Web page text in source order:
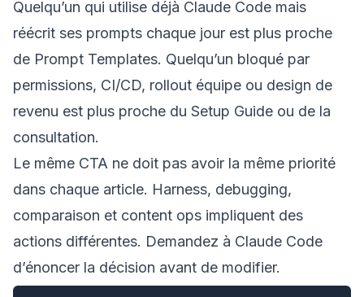
Quelqu’un qui utilise déjà Claude Code mais
réécrit ses prompts chaque jour est plus proche
de Prompt Templates. Quelqu’un bloqué par
permissions, CI/CD, rollout équipe ou design de
revenu est plus proche du Setup Guide ou de la
consultation.
Le même CTA ne doit pas avoir la même priorité
dans chaque article. Harness, debugging,
comparaison et content ops impliquent des
actions différentes. Demandez à Claude Code
d’énoncer la décision avant de modifier.